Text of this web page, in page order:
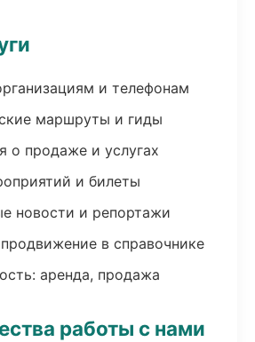
и телефонам
маршруты и гиды
о продаже и услугах
и билеты
новости и репортажи
в справочнике
аренда, продажа
работы с нами